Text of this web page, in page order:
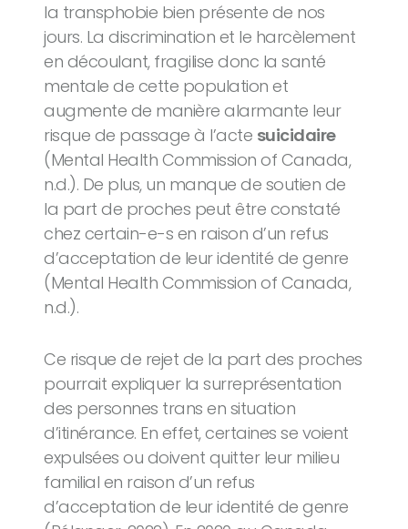
la transphobie bien présente de nos
jours. La discrimination et le harcèlement
en découlant, fragilise donc la santé
mentale de cette population et
augmente de manière alarmante leur
risque de passage à l’acte suicidaire
(Mental Health Commission of Canada,
n.d.). De plus, un manque de soutien de
la part de proches peut être constaté
chez certain-e-s en raison d’un refus
d’acceptation de leur identité de genre
(Mental Health Commission of Canada,
n.d.).
Ce risque de rejet de la part des proches
pourrait expliquer la surreprésentation
des personnes trans en situation
d’itinérance. En effet, certaines se voient
expulsées ou doivent quitter leur milieu
familial en raison d’un refus
d’acceptation de leur identité de genre